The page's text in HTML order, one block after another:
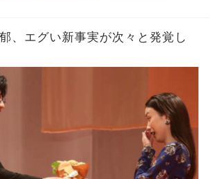
、エグい新事実が次々と発覚し